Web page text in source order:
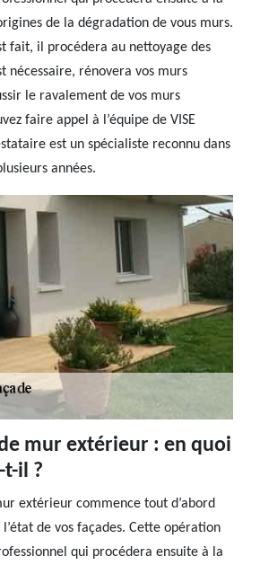
de la dégradation de vous murs.
fait, il procédera au nettoyage des
nécessaire, rénovera vos murs
le ravalement de vos murs
faire appel à l’équipe de VISE
est un spécialiste reconnu dans
années.
mur extérieur : en quoi
t-il ?
extérieur commence tout d’abord
de vos façades. Cette opération
qui procédera ensuite à la